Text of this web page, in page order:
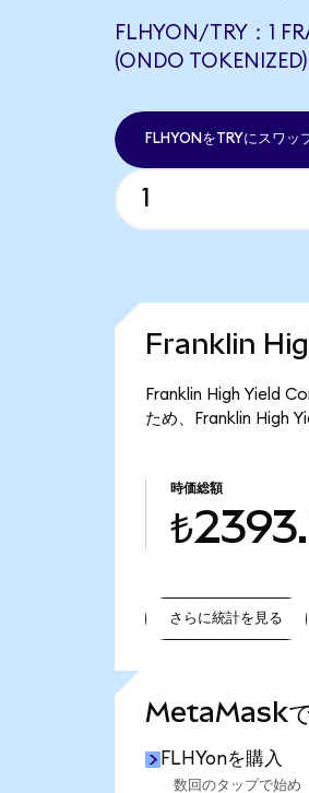
FLHYON/TRY：1
(ONDO
FLHYONをTRYにスワッ
Franklin
Franklin High Yield
ため、Franklin High
時価総額
さらに統計を見る
MetaMaskで
FLHYonを購入
数回のタップで始め